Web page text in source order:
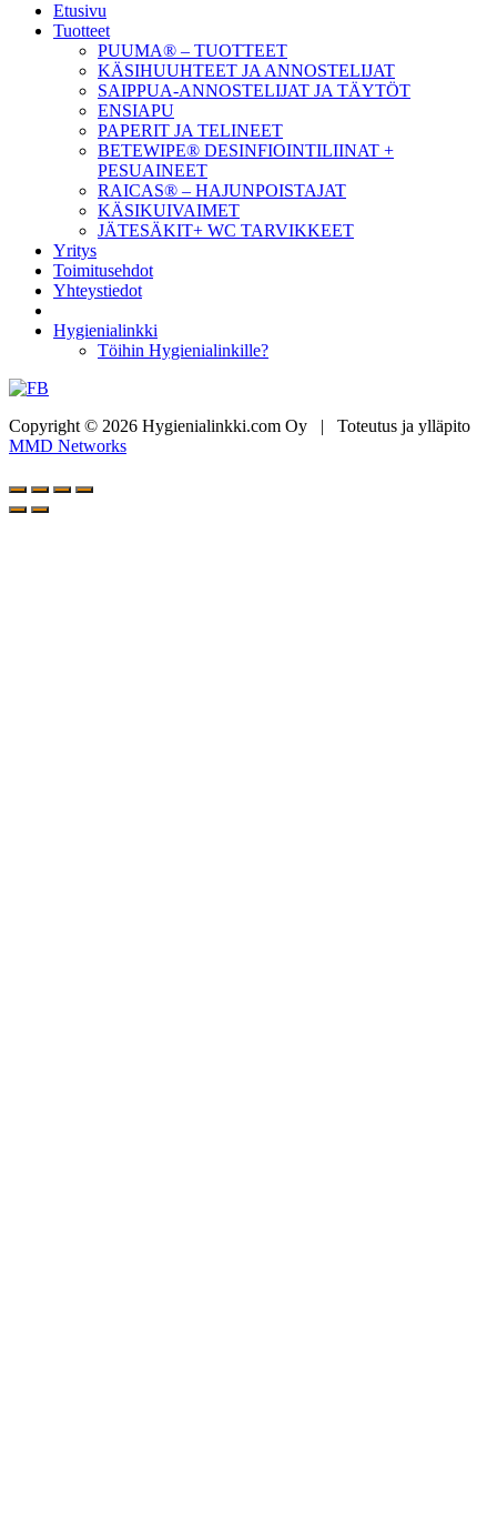
Etusivu
Tuotteet
PUUMA® – TUOTTEET
KÄSIHUUHTEET JA ANNOSTELIJAT
SAIPPUA-ANNOSTELIJAT JA TÄYTÖT
ENSIAPU
PAPERIT JA TELINEET
BETEWIPE® DESINFIOINTILIINAT +
PESUAINEET
RAICAS® – HAJUNPOISTAJAT
KÄSIKUIVAIMET
JÄTESÄKIT+ WC TARVIKKEET
Yritys
Toimitusehdot
Yhteystiedot
Hygienialinkki
Töihin Hygienialinkille?
Copyright © 2026 Hygienialinkki.com Oy | Toteutus ja ylläpito
MMD Networks